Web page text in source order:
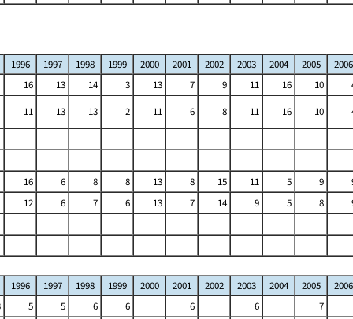
1996 1997 1998 1999 2000 2001 2002 2003 2004 2005
2006
16 13 14 3 13 7 9 11 16 10
11 13 13 2 11 6 8 11 16 10
16 6 8 8 13 8 15 11 5 9
12 6 7 6 13 7 14 9 5 8
1996 1997 1998 1999 2000 2001 2002 2003 2004 2005
2006
5 5 6 6 6 6
7